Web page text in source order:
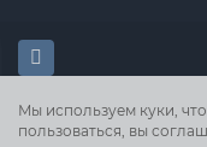
Мы используем куки,
пользоваться, вы